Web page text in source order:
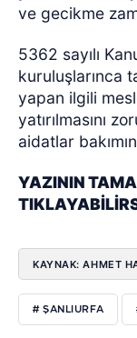
ve gecikme
5362 sayılı
kuruluşlarınca
yapan ilgili
yatırılmasını
aidatlar
YAZININ
KAYNAK: AHMET
# ŞANLIURFA